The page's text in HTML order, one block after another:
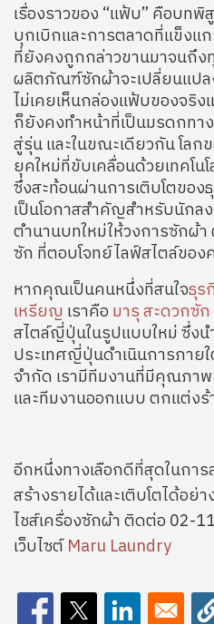
เรื่องราวของ “แฟ้บ” คือบท
บุกเบิกและการตลาดที่แข็งแ
ที่ยังคงถูกกล่าวขานมาจนถึง
ผลิตภัณฑ์ซักผ้าจะเปลี่ยนแปล
ไม่เคยเห็นกล่องแฟ้บของจริ
ก็ยังคงทำหน้าที่เป็นมรดกท
สู่รุ่น และในขณะเดียวกัน โล
ยุคใหม่ที่ขับเคลื่อนด้วยเทคโ
ซึ่งสะท้อนผ่านการเติบโตขอ
เป็นโอกาสสำคัญสำหรับนักล
ตำนานบทใหม่ให้วงการซักผ้
ซัก ที่ตอบโจทย์ไลฟ์สไตล์ขอ
หากคุณเป็นคนหนึ่งที่สนใจธุร
เหรียญ เราคือ มารุ สะดวกซัก
สไตล์ญี่ปุ่นในรูปแบบใหม่ ซึ่งน
ประเทศญี่ปุ่นดำเนินการภา
จำกัด เรามีทีมงานที่มีคุณภา
และทีมงานออกแบบ ตกแต่ง
อีกหนึ่งทางเลือกดีที่สุดในกา
สร้างรายได้และเติบโตได้อ
ไชส์เครื่องซักผ้า ติดต่อ 02-
เว็บไซต์Maru Laundry